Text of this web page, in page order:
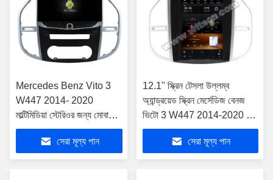
Mercedes Benz Vito 3
W447 2014- 2020
মাল্টিমিডিয়া স্টেরিওর জন্য মোবাইল
হোল্ডার সহ 10.88" স্ক্রীন
সেরা মূল্য পান
12.1" স্ক্রিন টেসলা উল্লম্ব
অ্যান্ড্রয়েড স্ক্রিন মের্সেডিজ বেনজ
ভিটো 3 W447 2014-2020 কার
মাল্টিমিডিয়া স্টেরিও জিপিএস কারপ্লে
প্লেয়ারের জন্যসেরা মূল্য পান